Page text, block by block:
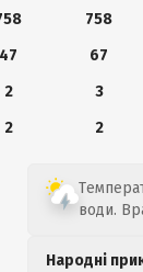
758
47
67
2
3
2
2
води.
Народні